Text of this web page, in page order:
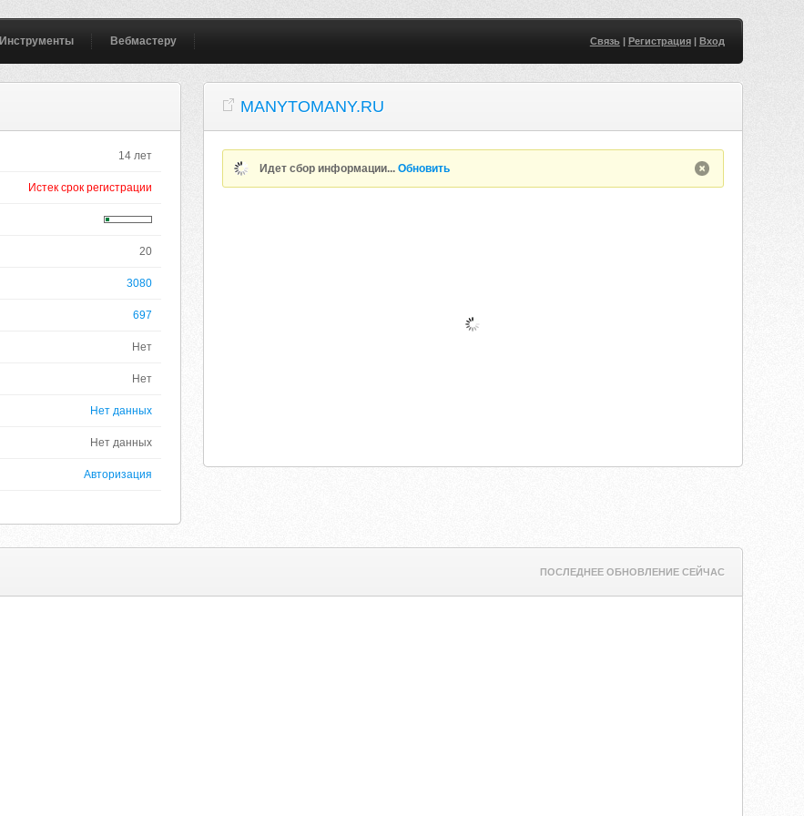
Инструменты Вебмастеру Связь| Регистрация| Вход
14 лет
Истек срок регистрации
20
3080
697
Нет
Нет
Нет данных
Нет данных
Авторизация
MANYTOMANY.RU
Идет сбор информации...Обновить
ПОСЛЕДНЕЕ ОБНОВЛЕНИЕ СЕЙЧАС